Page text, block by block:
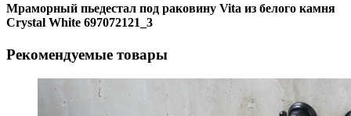
Мраморный пьедестал под раковину Vita из белого камня
Crystal White 697072121_3
Рекомендуемые товары